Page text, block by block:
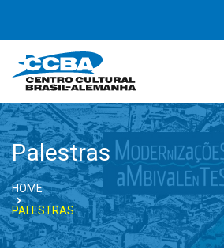
Palestras
HOME
PALESTRAS